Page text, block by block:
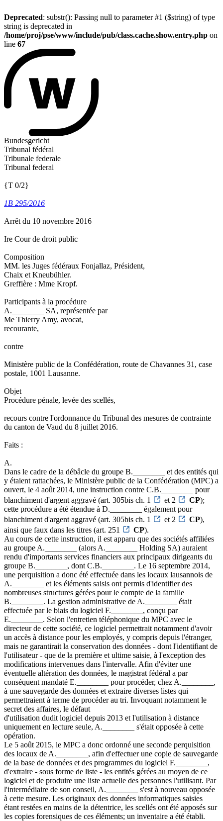
Deprecated: substr(): Passing null to parameter #1 ($string) of type
string is deprecated in
/home/proj/pse/www/include/pub/class.cache.show.entry.php on
line 67
Bundesgericht
Tribunal fédéral
Tribunale federale
Tribunal federal
{T 0/2}
1B 295/2016
Arrêt du 10 novembre 2016
Ire Cour de droit public
Composition
MM. les Juges fédéraux Fonjallaz, Président,
Chaix et Kneubühler.
Greffière : Mme Kropf.
Participants à la procédure
A.________ SA, représentée par
Me Thierry Amy, avocat,
recourante,
contre
Ministère public de la Confédération, route de Chavannes 31, case
postale, 1001 Lausanne.
Objet
Procédure pénale, levée des scellés,
recours contre l'ordonnance du Tribunal des mesures de contrainte
du canton de Vaud du 8 juillet 2016.
Faits :
A.
Dans le cadre de la débâcle du groupe B.________ et des entités qui
y étaient rattachées, le Ministère public de la Confédération (MPC) a
ouvert, le 4 août 2014, une instruction contre C.B.________ pour
blanchiment d'argent aggravé (art. 305bis ch. 1
et 2 CP);
cette procédure a été étendue à D.________ également pour
blanchiment d'argent aggravé (art. 305bis ch. 1
et 2 CP),
ainsi que faux dans les titres (art. 251
CP).
Au cours de cette instruction, il est apparu que des sociétés affiliées
au groupe A.________ (alors A.________ Holding SA) auraient
rendu d'importants services financiers aux principaux dirigeants du
groupe B.________, dont C.B.________. Le 16 septembre 2014,
une perquisition a donc été effectuée dans les locaux lausannois de
A.________ et les éléments saisis ont permis d'identifier des
nombreuses structures gérées pour le compte de la famille
B.________. La gestion administrative de A.________ était
effectuée par le biais du logiciel F.________, conçu par
E.________. Selon l'entretien téléphonique du MPC avec le
directeur de cette société, ce logiciel permettrait notamment d'avoir
un accès à distance pour les employés, y compris depuis l'étranger,
mais ne garantirait la conservation des données - dont l'identifiant de
l'utilisateur - que de la première et ultime saisie, à l'exception des
modifications intervenues dans l'intervalle. Afin d'éviter une
éventuelle altération des données, le magistrat fédéral a par
conséquent mandaté E.________ pour procéder, chez A.________,
à une sauvegarde des données et extraire diverses listes qui
permettraient à terme de procéder au tri. Invoquant notamment le
secret des affaires, le défaut
d'utilisation dudit logiciel depuis 2013 et l'utilisation à distance
uniquement en lecture seule, A.________ s'était opposée à cette
opération.
Le 5 août 2015, le MPC a donc ordonné une seconde perquisition
des locaux de A.________, afin d'effectuer une copie de sauvegarde
de la base de données et des programmes du logiciel F.________,
d'extraire - sous forme de liste - les entités gérées au moyen de ce
logiciel et de produire une liste actuelle des personnes l'utilisant. Par
l'intermédiaire de son conseil, A.________ s'est à nouveau opposée
à cette mesure. Les originaux des données informatiques saisies
étant restées en mains de la détentrice, les scellés ont été apposés sur
les copies forensiques de ces éléments; un inventaire a été établi.